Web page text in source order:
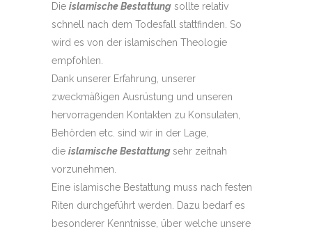
Die islamische Bestattung sollte relativ
schnell nach dem Todesfall stattfinden. So
wird es von der islamischen Theologie
empfohlen.
Dank unserer Erfahrung, unserer
zweckmäßigen Ausrüstung und unseren
hervorragenden Kontakten zu Konsulaten,
Behörden etc. sind wir in der Lage,
die islamische Bestattungsehr zeitnah
vorzunehmen.
Eine islamische Bestattung muss nach festen
Riten durchgeführt werden. Dazu bedarf es
besonderer Kenntnisse, über welche unsere